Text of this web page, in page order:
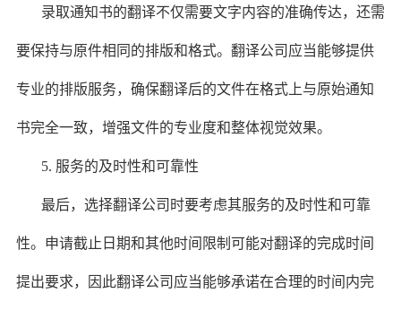
录取通知书的翻译不仅需要文字内容的准确传达，还需
要保持与原件相同的排版和格式。翻译公司应当能够提供
专业的排版服务，确保翻译后的文件在格式上与原始通知
书完全一致，增强文件的专业度和整体视觉效果。
5. 服务的及时性和可靠性
最后，选择翻译公司时要考虑其服务的及时性和可靠
性。申请截止日期和其他时间限制可能对翻译的完成时间
提出要求，因此翻译公司应当能够承诺在合理的时间内完